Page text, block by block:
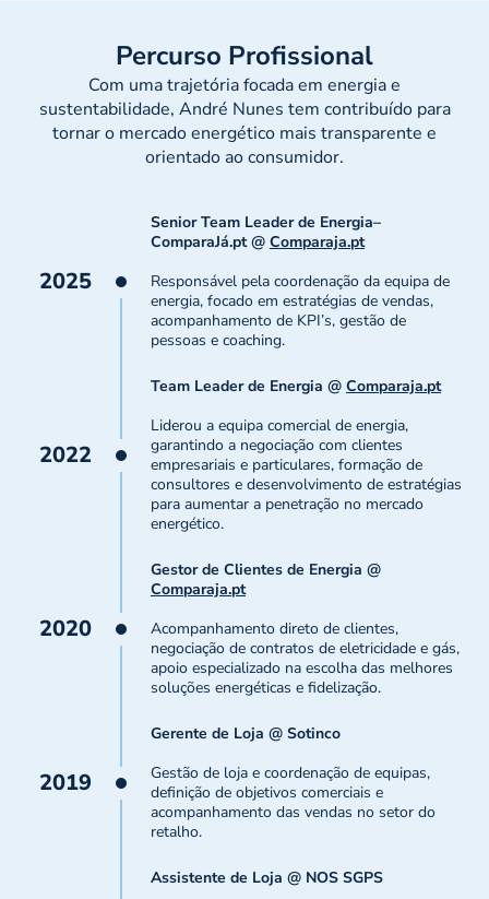
Percurso Profissional
Com uma trajetória focada em energia e
sustentabilidade, André Nunes tem contribuído para
tornar o mercado energético mais transparente e
orientado ao consumidor.
2025
Senior Team Leader de Energia–
ComparaJá.pt @ Comparaja.pt
Responsável pela coordenação da equipa de
energia, focado em estratégias de vendas,
acompanhamento de KPI’s, gestão de
pessoas e coaching.
2022
Team Leader de Energia @ Comparaja.pt
Liderou a equipa comercial de energia,
garantindo a negociação com clientes
empresariais e particulares, formação de
consultores e desenvolvimento de estratégias
para aumentar a penetração no mercado
energético.
2020
Gestor de Clientes de Energia @
Comparaja.pt
Acompanhamento direto de clientes,
negociação de contratos de eletricidade e gás,
apoio especializado na escolha das melhores
soluções energéticas e fidelização.
2019
Gerente de Loja @ Sotinco
Gestão de loja e coordenação de equipas,
definição de objetivos comerciais e
acompanhamento das vendas no setor do
retalho.
Assistente de Loja @ NOS SGPS